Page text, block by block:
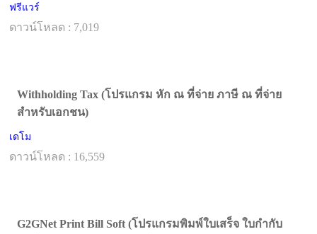
ฟรีแวร์
ดาวน์โหลด : 7,019
Withholding Tax (โปรแกรม หัก ณ ที่จ่าย ภาษี ณ ที่จ่าย
สำหรับเอกชน)
เดโม
ดาวน์โหลด : 16,559
G2GNet Print Bill Soft (โปรแกรมพิมพ์ใบเสร็จ ใบกำกับ